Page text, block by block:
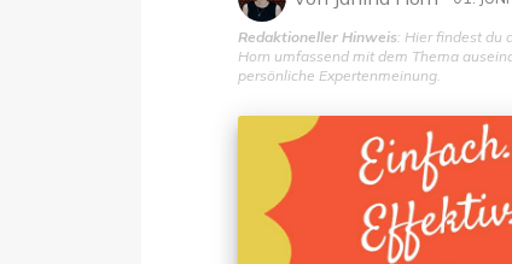
Redaktioneller Hinweis: Hier findest du
Horn umfassend mit dem Thema
persönliche Expertenmeinung.